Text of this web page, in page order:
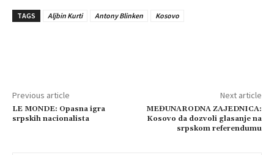
TAGS Aljbin Kurti Antony Blinken Kosovo
Previous article
LE MONDE: Opasna igra
srpskih nacionalista
Next article
MEĐUNARODNA ZAJEDNICA:
Kosovo da dozvoli glasanje na
srpskom referendumu